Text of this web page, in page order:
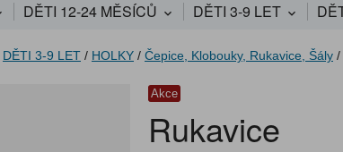
DĚTI 12-24 MĚSÍCŮ DĚTI 3-9 LET
DĚTI 3-9 LET / HOLKY / Čepice, Klobouky, Rukavice, Šály /
Akce
Rukavice